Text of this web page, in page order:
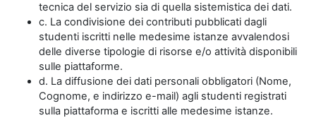
tecnica del servizio sia di quella sistemistica dei dati.
c. La condivisione dei contributi pubblicati dagli
studenti iscritti nelle medesime istanze avvalendosi
delle diverse tipologie di risorse e/o attività disponibili
sulle piattaforme.
d. La diffusione dei dati personali obbligatori (Nome,
Cognome, e indirizzo e-mail) agli studenti registrati
sulla piattaforma e iscritti alle medesime istanze.